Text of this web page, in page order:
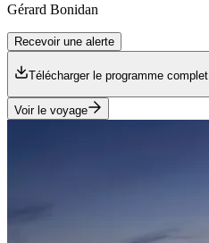
Gérard Bonidan
Recevoir une alerte
Télécharger le programme complet
Voir le voyage